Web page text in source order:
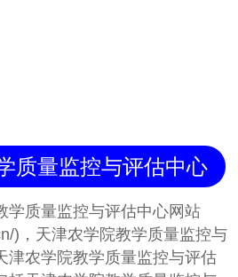
质量监控与评估中心
质量监控与评估中心网站
)，天津农学院教学质量监控与
津农学院教学质量监控与评估